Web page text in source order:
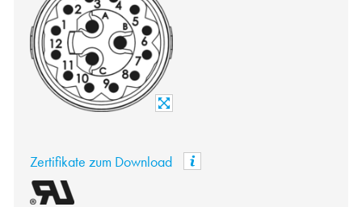
Zertifikate zum Download